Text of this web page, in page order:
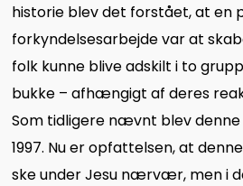
historie blev det forstået, at en
forkyndelsesarbejde var at
folk kunne blive adskilt i to
bukke – afhængigt af deres
Som tidligere nævnt blev
1997. Nu er opfattelsen, at
ske under Jesu nærvær, men i